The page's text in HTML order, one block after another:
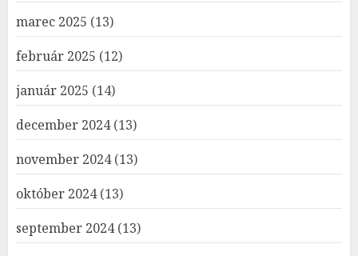
marec 2025 (13)
február 2025 (12)
január 2025 (14)
december 2024(13)
november 2024(13)
október 2024(13)
september 2024(13)